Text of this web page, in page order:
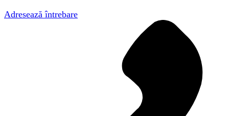
Adresează întrebare